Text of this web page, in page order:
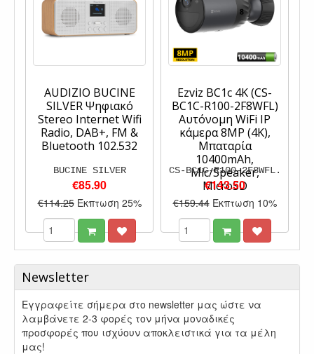
AUDIZIO BUCINE
SILVER Ψηφιακό
Stereo Internet Wifi
Radio, DAB+, FM &
Bluetooth 102.532
BUCINE SILVER
€85.90
€114.25 Έκπτωση 25%
Ezviz BC1c 4K (CS-
BC1C-R100-2F8WFL)
Αυτόνομη WiFi IP
κάμερα 8MP (4K),
Mπαταρία
10400mAh,
Mic/Speaker,
MicroSD
CS-BC1C-R100-2F8WFL.
€143.50
€159.44 Έκπτωση 10%
Newsletter
Εγγραφείτε σήμερα στο newsletter μας ώστε να
λαμβάνετε 2-3 φορές τον μήνα μοναδικές
προσφορές που ισχύουν αποκλειστικά για τα μέλη
μας!